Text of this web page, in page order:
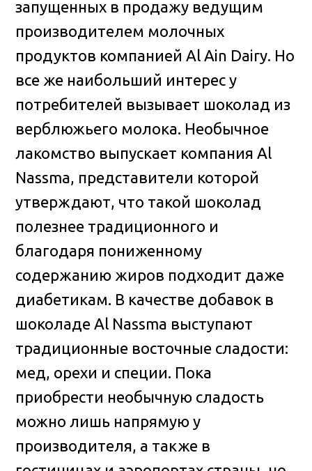
запущенных в продажу ведущим
производителем молочных
продуктов компанией Al Ain Dairy. Но
все же наибольший интерес у
потребителей вызывает шоколад из
верблюжьего молока. Необычное
лакомство выпускает компания Al
Nassma, представители которой
утверждают, что такой шоколад
полезнее традиционного и
благодаря пониженному
содержанию жиров подходит даже
диабетикам. В качестве добавок в
шоколаде Al Nassma выступают
традиционные восточные сладости:
мед, орехи и специи. Пока
приобрести необычную сладость
можно лишь напрямую у
производителя, а также в